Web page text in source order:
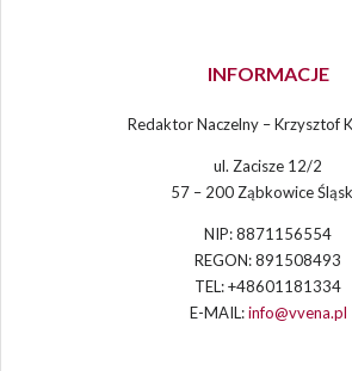
INFORMACJE
Redaktor Naczelny – Krzysztof
ul. Zacisze 12/2
57 – 200 Ząbkowice
NIP: 8871156554
REGON: 891508493
TEL: +48601181334
E-MAIL:info@vvena.pl